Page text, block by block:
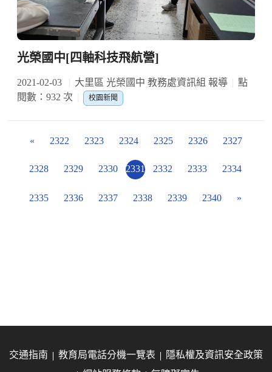
光榮國中[四軸科技飛航營]
2021-02-03 大里區 光榮國中 教務處資訊組 報導
點
閱數：932 次
校園新聞
« 2322 2323 2324 2325 2326 2327
2328 2329 2330 2331 2332 2333 2334
2335 2336 2337 2338 2339 2340 »
交通指南 教育局電話分機一覽表
隱私權及資訊安全政策